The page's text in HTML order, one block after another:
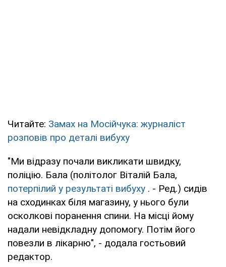
Читайте: Замах на Мосійчука: журналіст
розповів про деталі вибуху
"Ми відразу почали викликати швидку,
поліцію. Бала (політолог Віталій Бала,
потерпілий у результаті вибуху . - Ред.) сидів
на сходинках біля магазину, у нього були
осколкові поранення спини. На місці йому
надали невідкладну допомогу. Потім його
повезли в лікарню", - додала гостьовий
редактор.